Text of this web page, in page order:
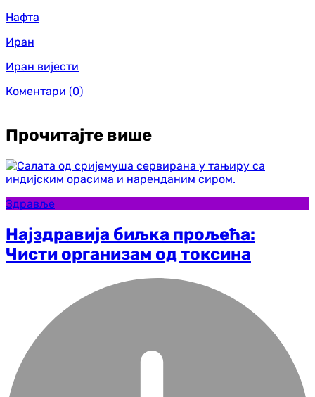
Нафта
Иран
Иран вијести
Коментари (0)
Прочитајте више
Здравље
Најздравија биљка прољећа:
Чисти организам од токсина